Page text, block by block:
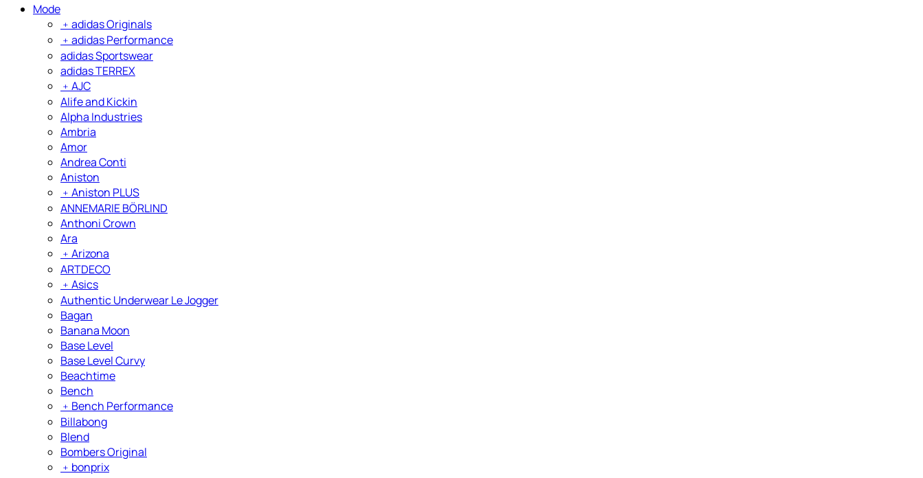
Mode
﹢ adidas Originals
﹢ adidas Performance
adidas Sportswear
adidas TERREX
﹢ AJC
Alife and Kickin
Alpha Industries
Ambria
Amor
Andrea Conti
Aniston
﹢ Aniston PLUS
ANNEMARIE BÖRLIND
Anthoni Crown
Ara
﹢ Arizona
ARTDECO
﹢ Asics
Authentic Underwear Le Jogger
Bagan
Banana Moon
Base Level
Base Level Curvy
Beachtime
Bench
﹢ Bench Performance
Billabong
Blend
Bombers Original
﹢ bonprix